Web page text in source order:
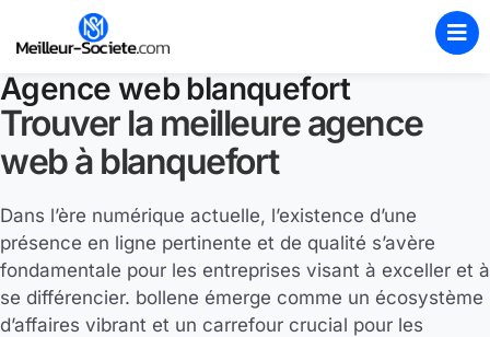
Agence web blanquefort
Trouver la meilleure agence
web à blanquefort
Dans l’ère numérique actuelle, l’existence d’une
présence en ligne pertinente et de qualité s’avère
fondamentale pour les entreprises visant à exceller et à
se différencier. bollene émerge comme un écosystème
d’affaires vibrant et un carrefour crucial pour les